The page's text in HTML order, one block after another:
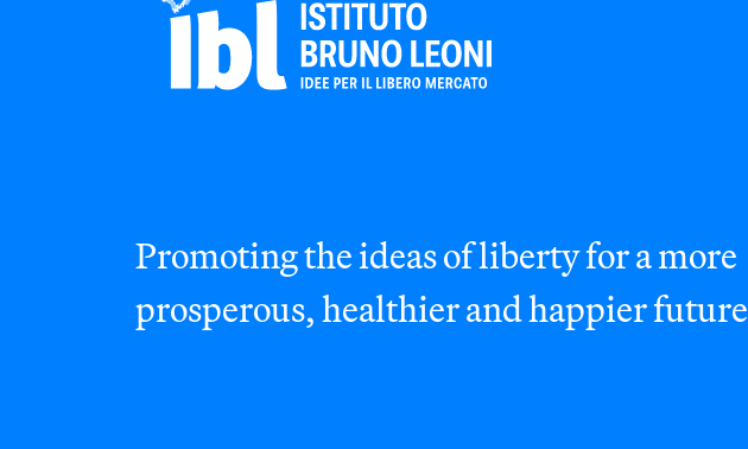
Promoting the ideas of liberty for a more
prosperous, healthier and happier future